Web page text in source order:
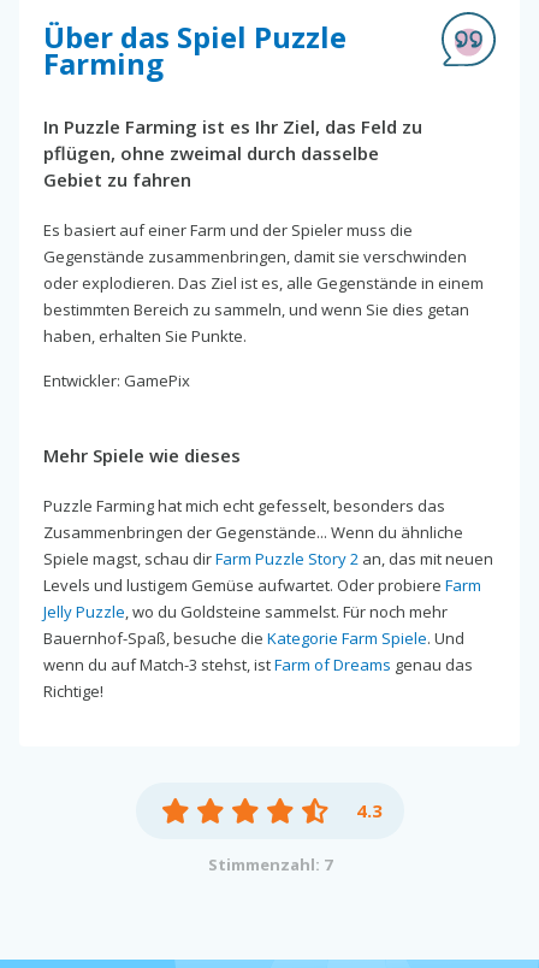
Über das Spiel Puzzle
Farming
In Puzzle Farming ist es Ihr Ziel, das Feld zu
pflügen, ohne zweimal durch dasselbe
Gebiet zu fahren
Es basiert auf einer Farm und der Spieler muss die
Gegenstände zusammenbringen, damit sie verschwinden
oder explodieren. Das Ziel ist es, alle Gegenstände in einem
bestimmten Bereich zu sammeln, und wenn Sie dies getan
haben, erhalten Sie Punkte.
Entwickler: GamePix
Mehr Spiele wie dieses
Puzzle Farming hat mich echt gefesselt, besonders das
Zusammenbringen der Gegenstände... Wenn du ähnliche
Spiele magst, schau dirFarm Puzzle Story 2 an, das mit neuen
Levels und lustigem Gemüse aufwartet. Oder probiere Farm
Jelly Puzzle, wo du Goldsteine sammelst. Für noch mehr
Bauernhof-Spaß, besuche die Kategorie Farm Spiele. Und
wenn du auf Match-3 stehst, istFarm of Dreams genau das
Richtige!
4.3
Stimmenzahl: 7